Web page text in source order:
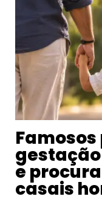
e
casais